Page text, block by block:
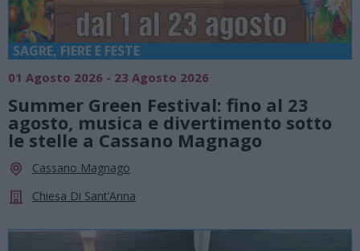
SAGRE, FIERE E FESTE
01 Agosto 2026 - 23 Agosto 2026
Summer Green Festival: fino al 23
agosto, musica e divertimento sotto
le stelle a Cassano Magnago
Cassano Magnago
Chiesa Di Sant’Anna